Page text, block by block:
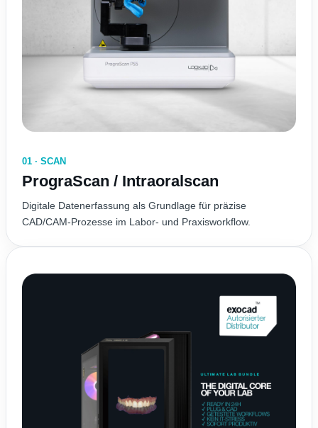
01 · SCAN
PrograScan / Intraoralscan
Digitale Datenerfassung als Grundlage für präzise
CAD/CAM-Prozesse im Labor- und Praxisworkflow.